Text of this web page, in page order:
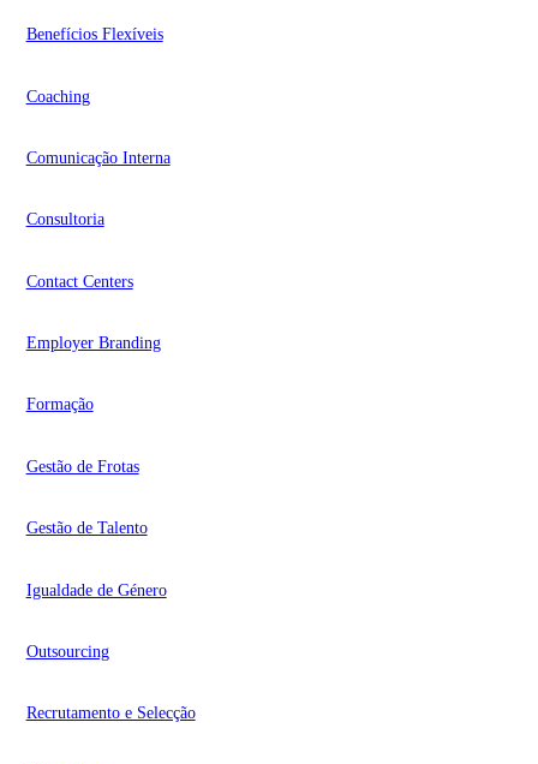
Benefícios Flexíveis
Coaching
Comunicação Interna
Consultoria
Contact Centers
Employer Branding
Formação
Gestão de Frotas
Gestão de Talento
Igualdade de Género
Outsourcing
Recrutamento e Selecção